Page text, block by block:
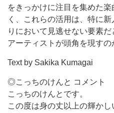
をきっかけに注目を集めた
く、これらの活用は、特に
りにおいて見逃せない要素だ
アーティストが頭角を現すの
Text by Sakika Kumagai
◎こっちのけんと コメント
こっちのけんとです。
この度は身の丈以上の輝か